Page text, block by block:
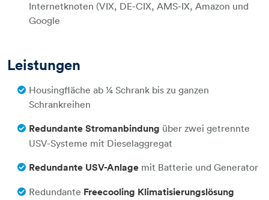
Internetknoten (VIX, DE-CIX, AMS-IX, Amazon und
Google
Leistungen
Housingfläche ab ¼ Schrank bis zu ganzen
Schrankreihen
Redundante Stromanbindung über zwei getrennte
USV-Systeme mit Dieselaggregat
Redundante USV-Anlage mit Batterie und Generator
Redundante Freecooling Klimatisierungslösung